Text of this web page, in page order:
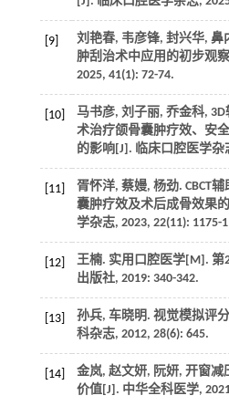
[9]
刘艳春, 韦彦锋, 封兴华,
肿刮治术中应用的初步观
2025, 41(1): 72-74.
[10]
马书彦, 刘子丽, 乔金科,
术治疗颌骨囊肿疗效、安
的影响[J]. 临床口腔医学杂
[11]
胥怀洋, 蔡嫚, 杨劲. CBCT
囊肿疗效及术后成骨效果
学杂志, 2023, 22(11): 1175-
[12]
王楠. 实用口腔医学[M]. 第
出版社, 2019: 340-342.
[13]
孙兵, 车晓明. 视觉模拟评
科杂志, 2012, 28(6): 645.
[14]
金岚, 赵文妍, 阮妍, 开窗
价值[J]. 中华全科医学,